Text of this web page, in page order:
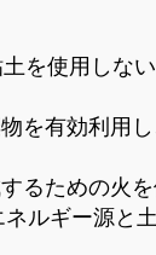
を使用しな
を有効利用
るための火
ルギー源と